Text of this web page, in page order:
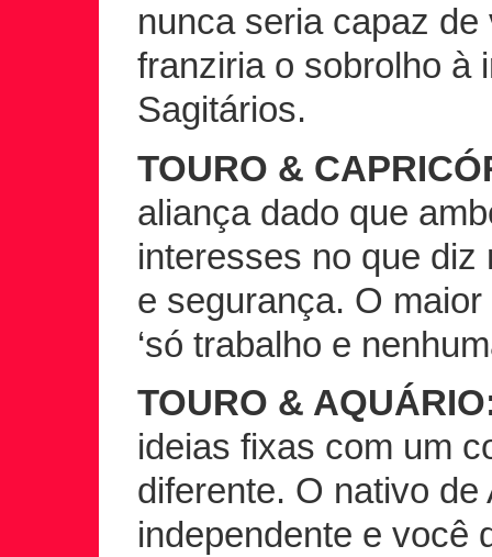
nunca seria capaz
franziria o sobrolho à
Sagitários.
TOURO &
aliança dado que
interesses no que
e segurança. O
‘só trabalho e
TOURO &
ideias fixas com um
diferente. O nativo
independente e você